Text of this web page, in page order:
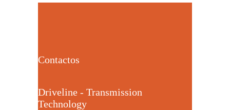
Contactos
Driveline - Transmission
Technology